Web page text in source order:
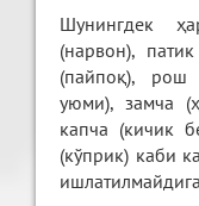
Шунингдек
(нарвон),
(пайпоқ), рош
уюми), замча
капча (кичик
(кўприк) каби